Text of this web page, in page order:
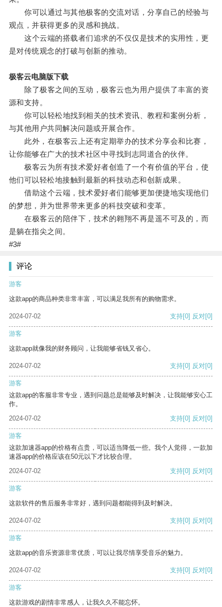
你可以通过与其他极客的交流对话，分享自己的经验与
观点，并获得更多的灵感和挑战。
这个云端的搭载者们追求的不仅仅是技术的实用性，更
是对传统观念的打破与创新的推动。
极客云电脑版下载
除了极客之间的互动，极客云也为用户提供了丰富的资
源和支持。
你可以轻松地找到相关的技术资讯、教程和案例分析，
与其他用户共同解决问题或开展合作。
此外，在极客云上还有定期举办的技术分享会和比赛，
让你能够在广大的技术社区中寻找到志同道合的伙伴。
极客云为所有技术爱好者创造了一个有价值的平台，使
他们可以轻松地接触到最新的科技动态和创新成果。
借助这个云端，技术爱好者们能够更加便捷地实现他们
的梦想，并为世界带来更多的科技突破和变革。
在极客云的陪伴下，技术的翱翔不再是遥不可及的，而
是躺在指尖之间。
#3#
评论
游客
这款app的商品种类非常丰富，可以满足我所有的购物需求。
2024-07-02 支持[0] 反对[0]
游客
这款app就像我的财务顾问，让我能够省钱又省心。
2024-07-02 支持[0] 反对[0]
游客
这款app的客服非常专业，遇到问题总是能够及时解决，让我能够安心工
作。
2024-07-02
支持[0] 反对[0]
游客
这款加速器app的价格有点贵，可以适当降低一些。我个人觉得，一款加
速器app的价格应该在50元以下才比较合理。
2024-07-02
支持[0] 反对[0]
游客
这款软件的售后服务非常好，遇到问题都能得到及时解决。
2024-07-02 支持[0] 反对[0]
游客
这款app的音乐资源非常优质，可以让我尽情享受音乐的魅力。
2024-07-02 支持[0] 反对[0]
游客
这款游戏的剧情非常感人，让我久久不能忘怀。